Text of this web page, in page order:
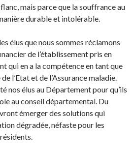
mais parce que la souffrance au
durable et intolérable.
élus que nous sommes réclamons
de l’établissement pris en
qui en a la compétence en tant que
l’Etat et de l’Assurance maladie.
nos élus au Département pour qu’ils
au conseil départemental. Du
émerger des solutions qui
dégradée, néfaste pour les